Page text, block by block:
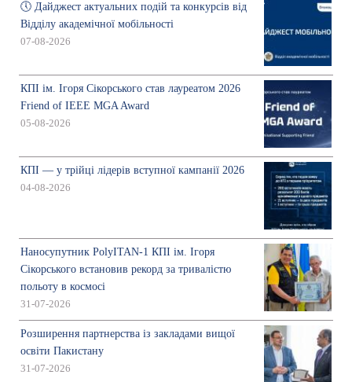
🕔 Дайджест актуальних подій та конкурсів від
Відділу академічної мобільності
07-08-2026
КПІ ім. Ігоря Сікорського став лауреатом 2026
Friend of IEEE MGA Award
05-08-2026
КПІ — у трійці лідерів вступної кампанії 2026
04-08-2026
Наносупутник PolyITAN-1 КПІ ім. Ігоря
Сікорського встановив рекорд за тривалістю
польоту в космосі
31-07-2026
Розширення партнерства із закладами вищої
освіти Пакистану
31-07-2026